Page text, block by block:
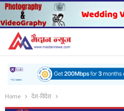
Home देश-विदेश